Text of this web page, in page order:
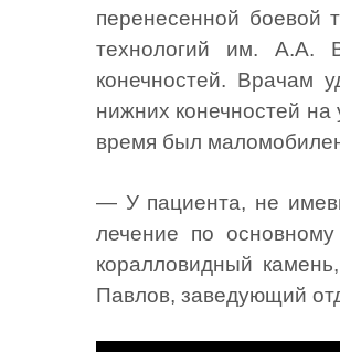
перенесенной боевой
технологий им. А.А.
конечностей. Врачам
нижних конечностей
время был
— У пациента, не
лечение по
коралловидный
Павлов, заведующий